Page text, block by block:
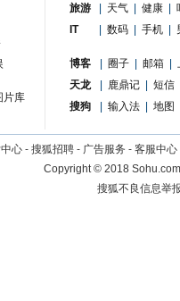
片库
旅游
天气 健康
IT
数码 手机
博客 圈子 邮箱
天龙
鹿鼎记
短信
搜狗
输入法 地图
心 - 搜狐招聘 - 广告服务 - 客服中心
Copyright©2018
搜狐不良信息举